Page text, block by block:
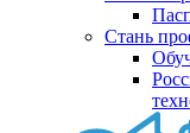
Стань